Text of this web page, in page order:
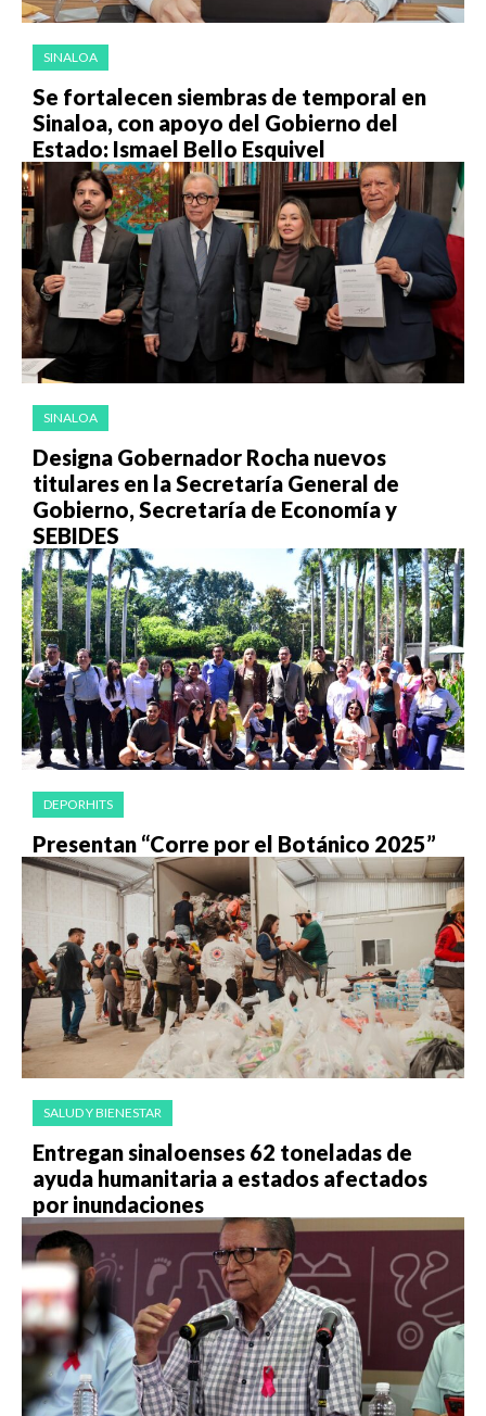
SINALOA
Se fortalecen siembras de temporal en
Sinaloa, con apoyo del Gobierno del
Estado: Ismael Bello Esquivel
SINALOA
Designa Gobernador Rocha nuevos
titulares en la Secretaría General de
Gobierno, Secretaría de Economía y
SEBIDES
DEPORHITS
Presentan “Corre por el Botánico 2025”
SALUD Y BIENESTAR
Entregan sinaloenses 62 toneladas de
ayuda humanitaria a estados afectados
por inundaciones